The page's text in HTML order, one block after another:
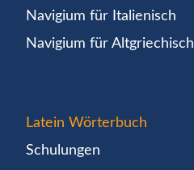
Navigium für Italienisch
Navigium für Altgriechisch
Latein Wörterbuch
Schulungen